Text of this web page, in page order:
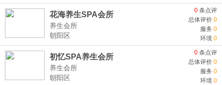
花海养生SPA会所
养生会所
朝阳区
0 条点评
总体评价 0
服务 0
环境 0
初忆SPA养生会所
养生会所
朝阳区
0 条点评
总体评价 0
服务 0
环境 0